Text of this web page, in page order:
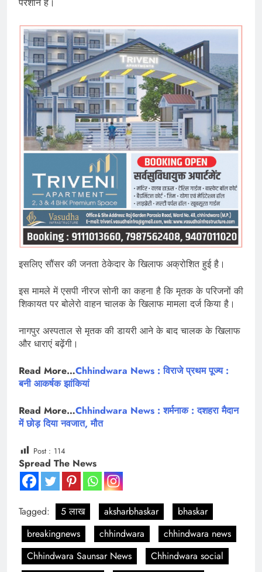
इसलिए सौंसर की जनता ठेकेदार के खिलाफ अक्रोशित हुई है।
इस मामले में एसपी नीरज सोनी का कहना है कि मृतक के परिजनों की
शिकायत पर बोलेरो वाहन चालक के खिलाफ मामला दर्ज किया है।
नागपुर अस्पताल से मृतक की डायरी आने के बाद चालक के खिलाफ
और धाराएं बढ़ेंगी।
Read More…Chhindwara News : विराजे प्रथम पूज्य :
बनी आकर्षक झांकियां
Read More…Chhindwara News : शर्मनाक : दशहरा मैदान
में छोड़ दिया नवजात, मौत
Post : 114
Spread The News
Tagged: 5 लाख aksharbhaskar
bhaskar
breakingnews
chhindwara
chhindwara news
Chhindwara Saunsar News
Chhindwara social